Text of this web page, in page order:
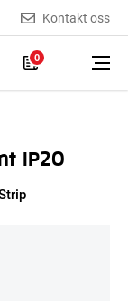
Kontakt oss
0
IP20